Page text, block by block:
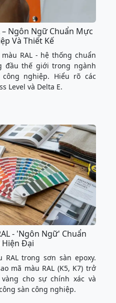
Ngôn Ngữ Chuẩn Mực
Và Thiết Kế
RAL - hệ thống chuẩn
đầu thế giới trong ngành
nghiệp. Hiểu rõ các
Level và Delta E.
- 'Ngôn Ngữ' Chuẩn
Hiện Đại
RAL trong sơn sàn epoxy.
mã màu RAL (K5, K7) trở
cho sự chính xác và
sàn công nghiệp.